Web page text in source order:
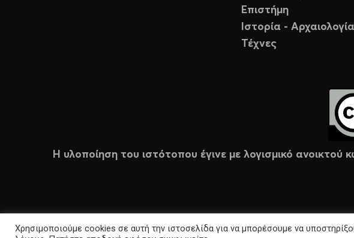
Επιστήμη
Ιστορία - Αρχαιολογία
Τέχνες
Η υλοποίηση του ιστότοπου έγινε με λογισμικό
Χρησιμοποιούμε cookies σε αυτή την ιστοσελίδα για να μπορέσουμε να